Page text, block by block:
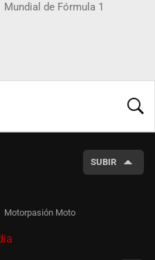
Mundial de Fórmula 1
SUBIR
Motorpasión Moto